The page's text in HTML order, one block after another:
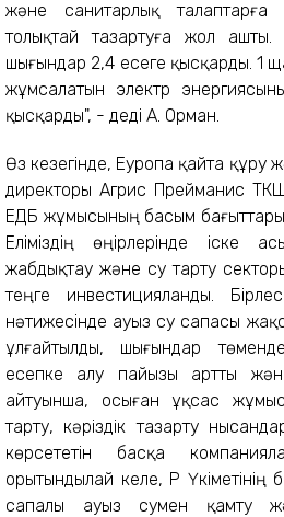
және санитарлық
толықтай тазартуға жол ашты.
шығындар 2,4 есеге қысқарды. 1
жұмсалатын электр
қысқарды", - деді А. Орман.
Өз кезегінде, Еуропа қайта құру
директоры Агрис Прейманис
ЕҚҚДБ жұмысының басым
Еліміздің өңірлерінде іске
жабдықтау және су тарту
теңге инвестицияланды.
нәтижесінде ауыз су сапасы
ұлғайтылды, шығындар
есепке алу пайызы артты
айтуынша, осыған ұқсас
тарту, кәріздік тазарту
көрсететін басқа
Қорытындылай келе, ҚР
сапалы ауыз сумен қамту